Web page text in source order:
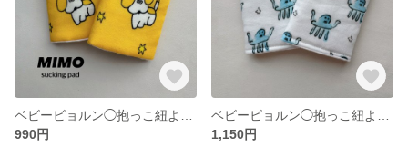
990円
1,150円